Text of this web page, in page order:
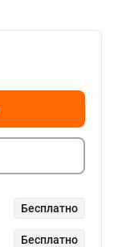
Бесплатно
Бесплатно